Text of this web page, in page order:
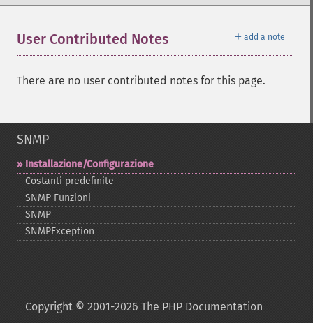
＋ add a note
User Contributed Notes
There are no user contributed notes for this page.
SNMP
Installazione/Configurazione
Costanti predefinite
SNMP Funzioni
SNMP
SNMPException
Copyright © 2001-2026 The PHP Documentation